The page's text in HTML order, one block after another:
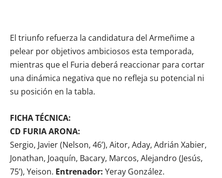
El triunfo refuerza la candidatura del Armeñime a
pelear por objetivos ambiciosos esta temporada,
mientras que el Furia deberá reaccionar para cortar
una dinámica negativa que no refleja su potencial ni
su posición en la tabla.
FICHA TÉCNICA:
CD FURIA ARONA:
Sergio, Javier (Nelson, 46’), Aitor, Aday, Adrián Xabier,
Jonathan, Joaquín, Bacary, Marcos, Alejandro (Jesús,
75’), Yeison. Entrenador: Yeray González.